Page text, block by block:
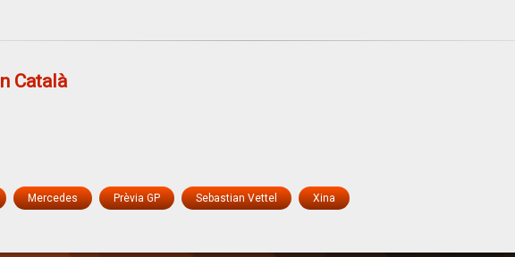
Català
Mercedes Prèvia GP Sebastian Vettel Xina